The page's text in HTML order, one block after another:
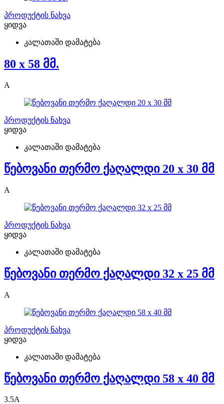
პროდუქტის ნახვა
ყიდვა
კალათაში დამატება
80 x 58 მმ.
A
პროდუქტის ნახვა
ყიდვა
კალათაში დამატება
წებოვანი თერმო ქაღალდი 20 x 30 მმ
A
პროდუქტის ნახვა
ყიდვა
კალათაში დამატება
წებოვანი თერმო ქაღალდი 32 x 25 მმ
A
პროდუქტის ნახვა
ყიდვა
კალათაში დამატება
წებოვანი თერმო ქაღალდი 58 x 40 მმ
3.5A